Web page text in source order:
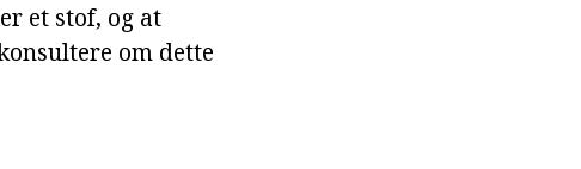
et stof, og at
om dette